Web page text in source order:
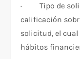
· Tipo de
calificación
solicitud, el
hábitos